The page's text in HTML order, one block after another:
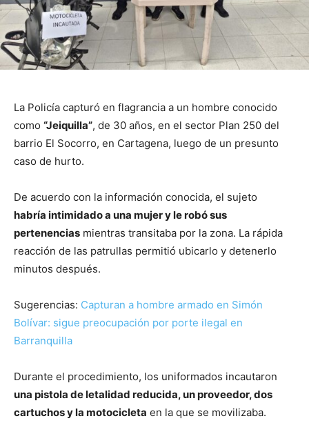
La Policía capturó en flagrancia a un hombre conocido
como “Jeiquilla”, de 30 años, en el sector Plan 250 del
barrio El Socorro, en Cartagena, luego de un presunto
caso de hurto.
De acuerdo con la información conocida, el sujeto
habría intimidado a una mujer y le robó sus
pertenencias mientras transitaba por la zona. La rápida
reacción de las patrullas permitió ubicarlo y detenerlo
minutos después.
Sugerencias: Capturan a hombre armado en Simón
Bolívar: sigue preocupación por porte ilegal en
Barranquilla
Durante el procedimiento, los uniformados incautaron
una pistola de letalidad reducida, un proveedor, dos
cartuchos y la motocicleta en la que se movilizaba.